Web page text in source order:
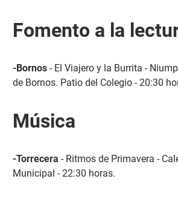
Fomento a la
-Bornos- El Viajero y la Burrita -
de Bornos. Patio del Colegio - 20:30
Música
-Torrecera - Ritmos de Primavera -
Municipal - 22:30 horas.